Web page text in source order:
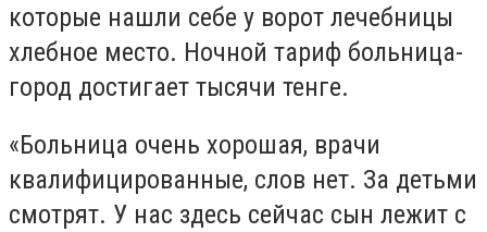
которые нашли себе у ворот лечебницы
хлебное место. Ночной тариф больница-
город достигает тысячи тенге.
«Больница очень хорошая, врачи
квалифицированные, слов нет. За детьми
смотрят. У нас здесь сейчас сын лежит с